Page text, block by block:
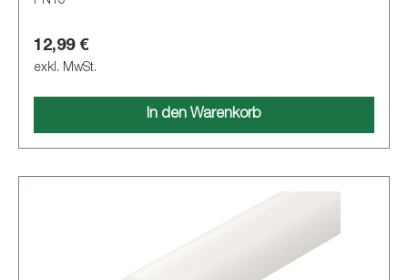
12,99 €
exkl. MwSt.
In den Warenkorb